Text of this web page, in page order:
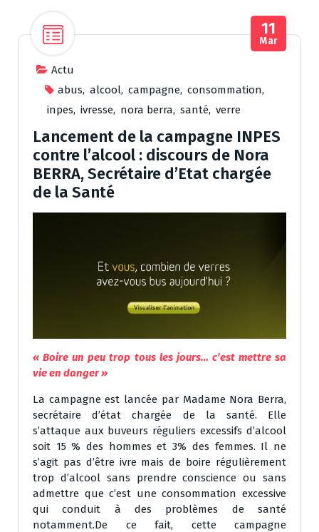
Actu
abus, alcool, campagne, consommation,
inpes, ivresse, nora berra, santé, verre
11
Mar
Lancement de la campagne INPES
contre l’alcool : discours de Nora
BERRA, Secrétaire d’Etat chargée
de la Santé
« Boire un peu trop tous les jours… c’est mettre sa
vie en danger »
La campagne est lancée par Madame Nora Berra,
secrétaire d’état chargée de la santé. Elle
s’attaque aux buveurs réguliers excessifs d’alcool
soit 15 % des hommes et 3% des femmes. Il ne
s’agit pas d’être ivre mais de boire régulièrement
trop d’alcool sans prendre conscience ou sans
admettre que c’est une consommation excessive
qui conduit à des problèmes de santé
notamment.De ce fait, cette campagne